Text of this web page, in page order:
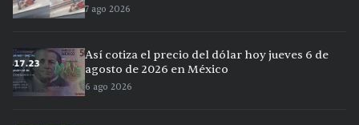
7 ago 2026
Así cotiza el precio del dólar hoy jueves 6 de
agosto de 2026 en México
6 ago 2026